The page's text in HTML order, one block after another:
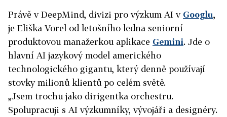
Právě v DeepMind, divizi pro výzkum AI v Googlu,
je Eliška Vorel od letošního ledna seniorní
produktovou manažerkou aplikace Gemini. Jde o
hlavní AI jazykový model amerického
technologického gigantu, který denně používají
stovky milionů klientů po celém světě.
„Jsem trochu jako dirigentka orchestru.
Spolupracuji s AI výzkumníky, vývojáři a designéry.